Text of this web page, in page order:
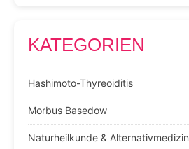
KATEGORIEN
Hashimoto-Thyreoiditis
Morbus Basedow
Naturheilkunde & Alternativmedizin